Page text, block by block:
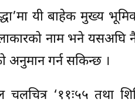
यी बाहेक मुख्य
नाम भने यसअघि
अनुमान गर्न सकिन्छ ।
‘११ः५५ तथा